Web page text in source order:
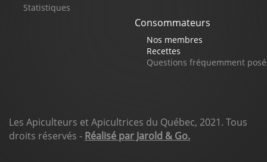
Statistiques
Consommateurs
Nos membres
Recettes
Questions fréquemment
Les Apiculteurs et Apicultrices du Québec, 2021. Tous
droits réservés - Réalisé par Jarold & Go.